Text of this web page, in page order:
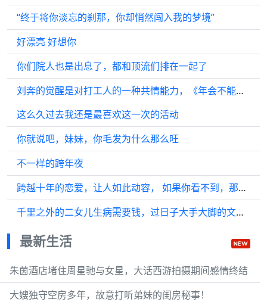
“终于将你淡忘的刹那，你却悄然闯入我的梦境”
好漂亮 好想你
你们院人也是出息了，都和顶流们排在一起了
刘奔的觉醒是对打工人的一种共情能力，《年会不能停2！》特别好看，很喜欢#电影年会不能停2
这么久过去我还是最喜欢这一次的活动
你就说吧，妹妹，你毛发为什么那么旺
不一样的跨年夜
跨越十年的恋爱，让人如此动容， 如果你看不到，那么我就做你的眼睛
千里之外的二女儿生病需要钱，过日子大手大脚的文丽只得去借
最新生活
朱茵酒店堵住周星驰与女星，大话西游拍摄期间感情终结
大嫂独守空房多年，故意打听弟妹的闺房秘事！